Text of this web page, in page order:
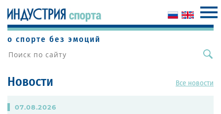
о спорте без эмоций
Новости Все новости
07.08.2026